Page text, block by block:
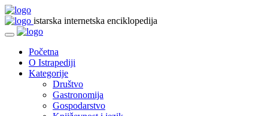
istarska internetska enciklopedija
Početna
O Istrapediji
Kategorije
Društvo
Gastronomija
Gospodarstvo